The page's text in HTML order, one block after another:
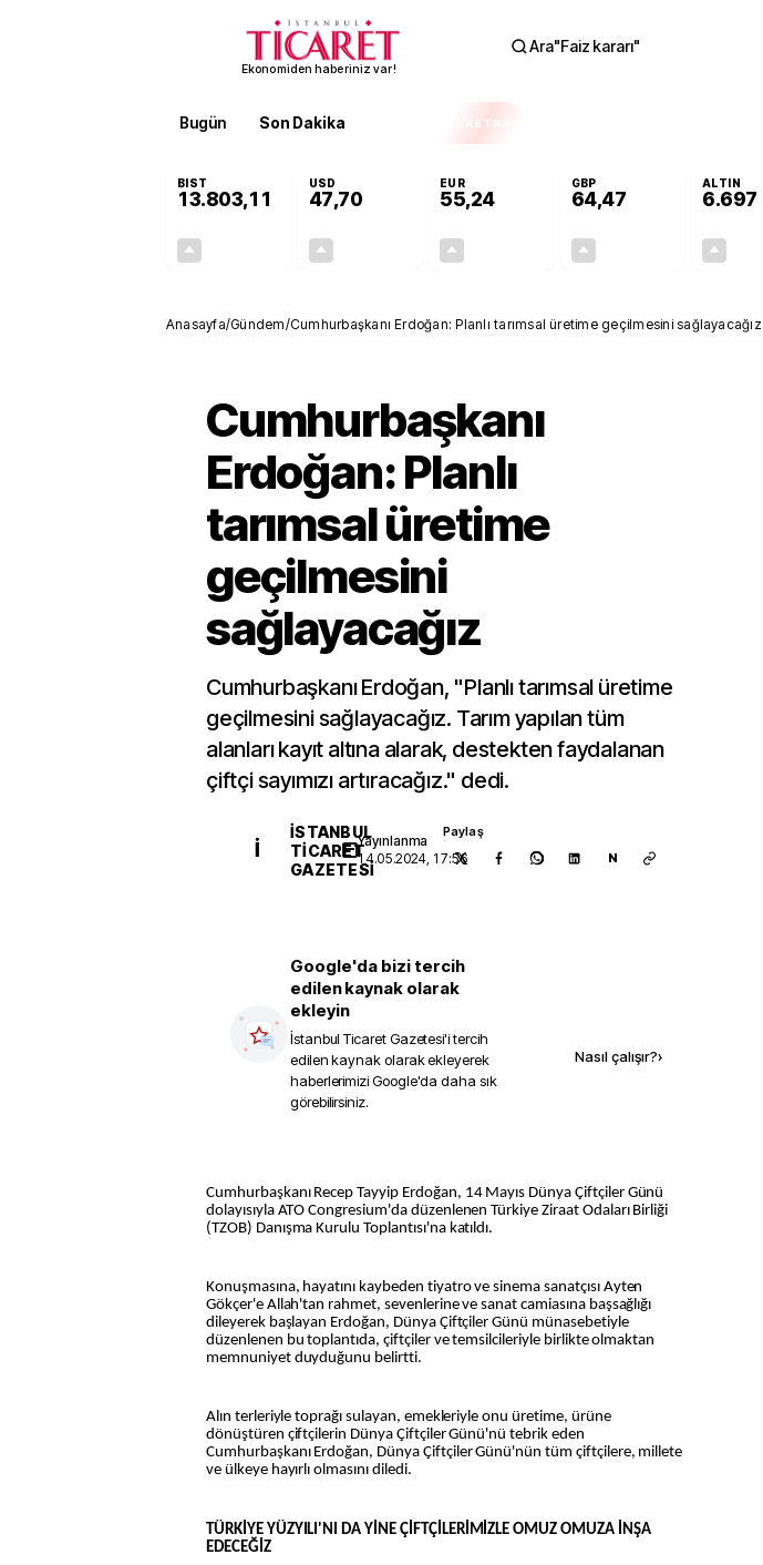
Ekonomiden haberiniz var!
Ara"Faiz kararı"
Bugün Son Dakika EKSTRA
BIST
13.803,11
USD
47,70
EUR
55,24
GBP
64,47
ALTIN
6.697
Anasayfa/Gündem/Cumhurbaşkanı Erdoğan: Planlı tarımsal üretime geçilmesini sağlayacağız
Cumhurbaşkanı
Erdoğan: Planlı
tarımsal üretime
geçilmesini
sağlayacağız
Cumhurbaşkanı Erdoğan, "Planlı tarımsal üretime
geçilmesini sağlayacağız. Tarım yapılan tüm
alanları kayıt altına alarak, destekten faydalanan
çiftçi sayımızı artıracağız." dedi.
İ
İSTANBUL
TICARET
GAZETESI
Yayınlanma
14.05.2024, 17:56
Paylaş
N
Google'da bizi tercih
edilen kaynak olarak
ekleyin
İstanbul Ticaret Gazetesi'i tercih
edilen kaynak olarak ekleyerek
haberlerimizi Google'da daha sık
görebilirsiniz.
Nasıl çalışır?›
Cumhurbaşkanı Recep Tayyip Erdoğan, 14 Mayıs Dünya Çiftçiler Günü
dolayısıyla ATO Congresium'da düzenlenen Türkiye Ziraat Odaları Birliği
(TZOB) Danışma Kurulu Toplantısı'na katıldı.
Konuşmasına, hayatını kaybeden tiyatro ve sinema sanatçısı Ayten
Gökçer'e Allah'tan rahmet, sevenlerine ve sanat camiasına başsağlığı
dileyerek başlayan Erdoğan, Dünya Çiftçiler Günü münasebetiyle
düzenlenen bu toplantıda, çiftçiler ve temsilcileriyle birlikte olmaktan
memnuniyet duyduğunu belirtti.
Alın terleriyle toprağı sulayan, emekleriyle onu üretime, ürüne
dönüştüren çiftçilerin Dünya Çiftçiler Günü'nü tebrik eden
Cumhurbaşkanı Erdoğan, Dünya Çiftçiler Günü'nün tüm çiftçilere, millete
ve ülkeye hayırlı olmasını diledi.
TÜRKİYE YÜZYILI'NI DA YİNE ÇİFTÇİLERİMİZLE OMUZ OMUZA İNŞA
EDECEĞİZ